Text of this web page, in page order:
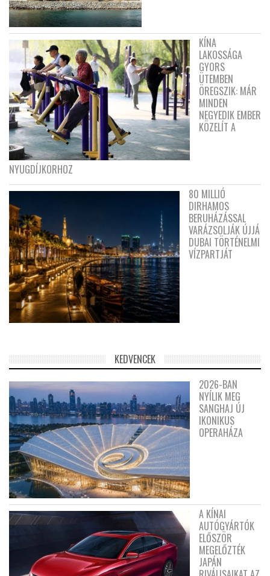
KÍNA
LAKOSSÁGA
GYORS
ÜTEMBEN
ÖREGSZIK: MÁR
MINDEN
NEGYEDIK EMBER
KÖZELÍT A
NYUGDÍJKORHOZ
80 MILLIÓ
DIRHAMOS
BERUHÁZÁSSAL
VARÁZSOLJÁK ÚJJÁ
DUBAI TÖRTÉNELMI
VÍZPARTJÁT
KEDVENCEK
2026-BAN
NYÍLIK MEG
SANGHAJ ÚJ
IKONIKUS
OPERAHÁZA
A KÍNAI
AUTÓGYÁRTÓK
ELŐSZÖR
MEGELŐZTÉK
JAPÁN